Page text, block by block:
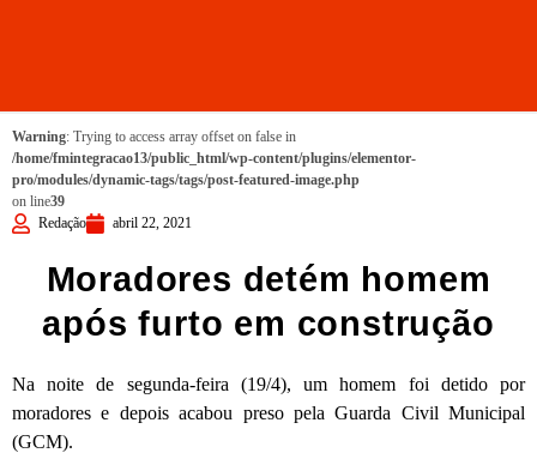
Warning: Trying to access array offset on false in
/home/fmintegracao13/public_html/wp-content/plugins/elementor-
pro/modules/dynamic-tags/tags/post-featured-image.php
on line39
Redação
abril 22, 2021
Moradores detém homem
após furto em construção
Na noite de segunda-feira (19/4), um homem foi detido por
moradores e depois acabou preso pela Guarda Civil Municipal
(GCM).